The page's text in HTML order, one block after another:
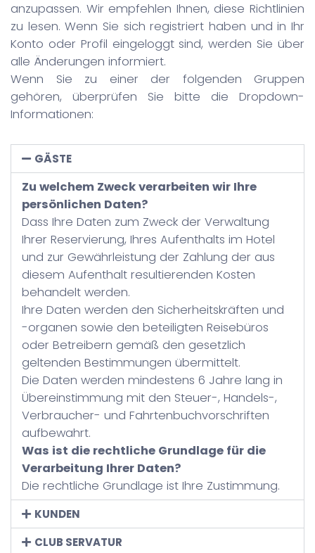
anzupassen. Wir empfehlen Ihnen, diese Richtlinien
zu lesen. Wenn Sie sich registriert haben und in Ihr
Konto oder Profil eingeloggt sind, werden Sie über
alle Änderungen informiert.
Wenn Sie zu einer der folgenden Gruppen
gehören, überprüfen Sie bitte die Dropdown-
Informationen:
GÄSTE
Zu welchem Zweck verarbeiten wir Ihre
persönlichen Daten?
Dass Ihre Daten zum Zweck der Verwaltung
Ihrer Reservierung, Ihres Aufenthalts im Hotel
und zur Gewährleistung der Zahlung der aus
diesem Aufenthalt resultierenden Kosten
behandelt werden.
Ihre Daten werden den Sicherheitskräften und
-organen sowie den beteiligten Reisebüros
oder Betreibern gemäß den gesetzlich
geltenden Bestimmungen übermittelt.
Die Daten werden mindestens 6 Jahre lang in
Übereinstimmung mit den Steuer-, Handels-,
Verbraucher- und Fahrtenbuchvorschriften
aufbewahrt.
Was ist die rechtliche Grundlage für die
Verarbeitung Ihrer Daten?
Die rechtliche Grundlage ist Ihre Zustimmung.
KUNDEN
CLUB SERVATUR